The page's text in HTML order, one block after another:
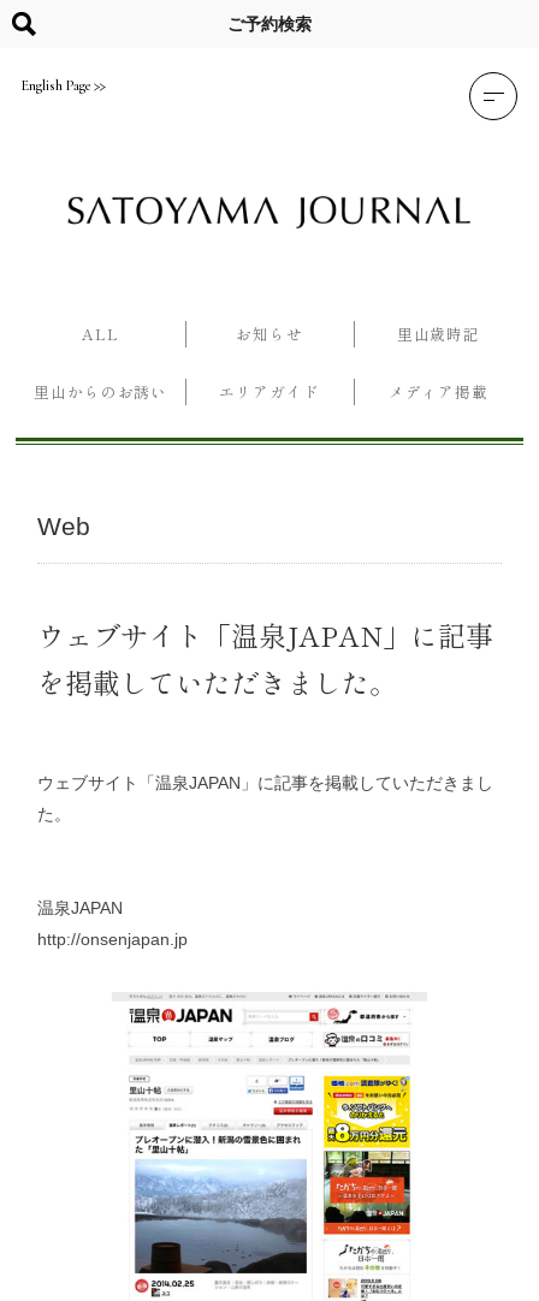
content
English Page
ご予約検索
ALL お知らせ 里山歳時記
里山からのお誘い エリアガイド メディア掲載
Web
ウェブサイト「温泉JAPAN」に記事
を掲載していただきました。
ウェブサイト「温泉JAPAN」に記事を掲載していただきまし
た。
温泉JAPAN
http://onsenjapan.jp